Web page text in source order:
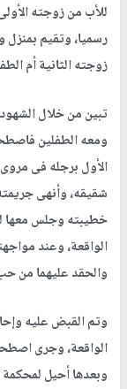
رسميا، وتقيم بمنزل
زوجته الثانية أم
تبين من خلال
ومعه الطفلين
الأول برجله فى
شقيقه، وأنهى
خطيبته وجلس معها
الواقعة، وعند
والحقد عليهما من
وتم القبض عليه
الواقعة، وجرى
وبعدها أحيل لمحكمة